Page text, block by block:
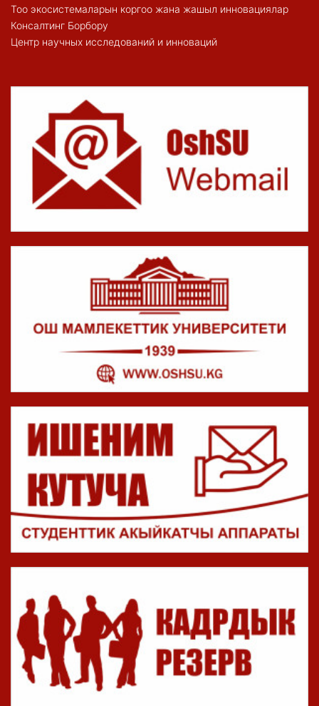
Тоо экосистемаларын коргоо жана жашыл инновациялар
Консалтинг Борбору
Центр научных исследований и инноваций